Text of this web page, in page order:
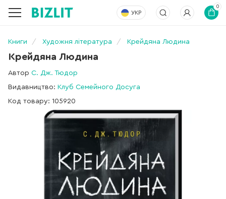
УКР
0
Книги Художня література Крейдяна Людина
Крейдяна Людина
Автор С. Дж. Тюдор
Видавництво: Клуб Семейного Досуга
Код товару: 105920